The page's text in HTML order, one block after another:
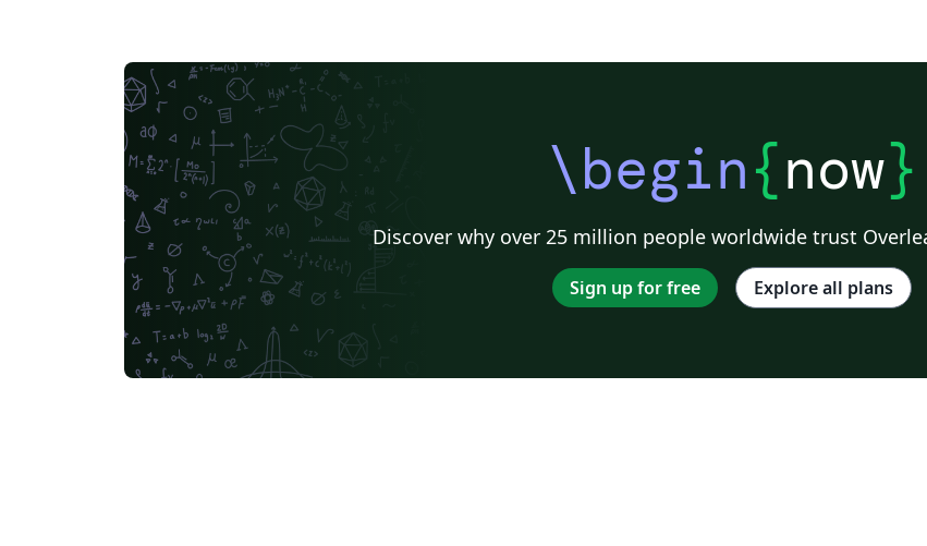
\begin{now}
Discover why over 25 million people worldwide trust
Sign up for free Explore all plans